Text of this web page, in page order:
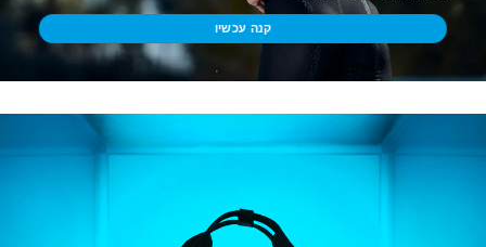
קנה עכשיו